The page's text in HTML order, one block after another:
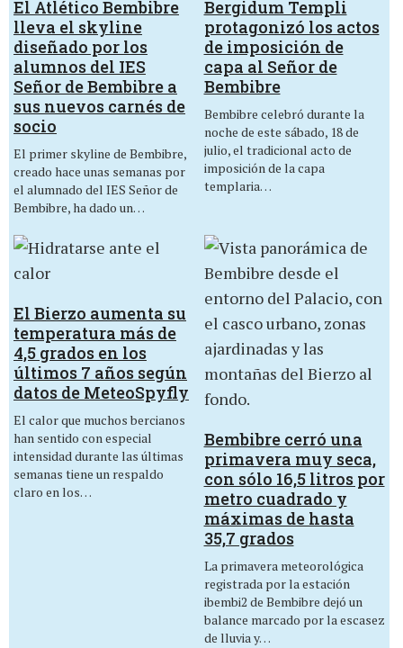
El Atlético Bembibre
lleva el skyline
diseñado por los
alumnos del IES
Señor de Bembibre a
sus nuevos carnés de
socio
El primer skyline de Bembibre,
creado hace unas semanas por
el alumnado del IES Señor de
Bembibre, ha dado un…
Bergidum Templi
protagonizó los actos
de imposición de
capa al Señor de
Bembibre
Bembibre celebró durante la
noche de este sábado, 18 de
julio, el tradicional acto de
imposición de la capa
templaria…
El Bierzo aumenta su
temperatura más de
4,5 grados en los
últimos 7 años según
datos de MeteoSpyfly
El calor que muchos bercianos
han sentido con especial
intensidad durante las últimas
semanas tiene un respaldo
claro en los…
Bembibre cerró una
primavera muy seca,
con sólo 16,5 litros por
metro cuadrado y
máximas de hasta
35,7 grados
La primavera meteorológica
registrada por la estación
ibembi2 de Bembibre dejó un
balance marcado por la escasez
de lluvia y…